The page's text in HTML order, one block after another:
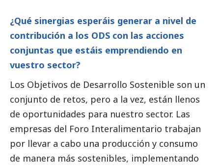
¿Qué sinergias esperáis generar a nivel de
contribución a los ODS con las acciones
conjuntas que estáis emprendiendo en
vuestro sector?
Los Objetivos de Desarrollo Sostenible son un
conjunto de retos, pero a la vez, están llenos
de oportunidades para nuestro sector. Las
empresas del Foro Interalimentario trabajan
por llevar a cabo una producción y consumo
de manera más sostenibles, implementando